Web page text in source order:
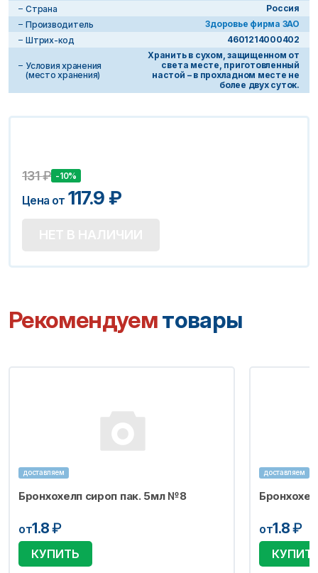
Страна
Россия
Производитель
Здоровье фирма ЗАО
Штрих-код
4601214000402
Условия хранения
(место хранения)
Хранить в сухом, защищенном от
света месте, приготовленный
настой – в прохладном месте не
более двух суток.
131₽ -10%
Цена от 117.9 ₽
Рекомендуемтовары
доставляем
Бронхохелп сироп пак. 5мл №8
от1.8₽
КУПИТЬ
доставляем
от1.8₽